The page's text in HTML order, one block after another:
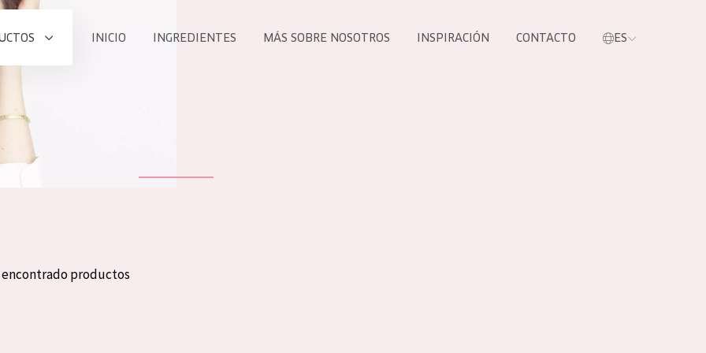
INICIO INGREDIENTES MÁS SOBRE NOSOTROS INSPIRACIÓN CONTACTO ES
encontrado productos